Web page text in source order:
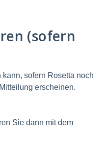
(sofern
sofern Rosetta noch
erscheinen.
Sie dann mit dem